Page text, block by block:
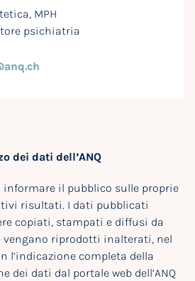
MPH
psichiatria
dei dati dell’ANQ
informare il pubblico sulle proprie
risultati. I dati pubblicati
copiati, stampati e diffusi da
vengano riprodotti inalterati, nel
l’indicazione completa della
dei dati dal portale web dell’ANQ